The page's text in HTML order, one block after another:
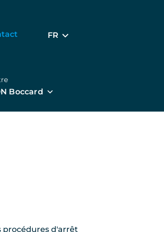
FR
Boccard
procédures d'arrêt